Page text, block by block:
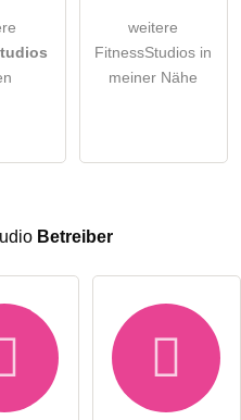
zur Kenntnis genommen.
.
weitere
FitnessStudios in
meiner Nähe
Betreiber